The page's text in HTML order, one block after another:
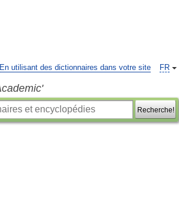
FR
En utilisant des dictionnaires dans votre site
Recherche!